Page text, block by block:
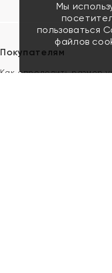
Покупателям
Как определить размер
Мы
пользоваться
файлов